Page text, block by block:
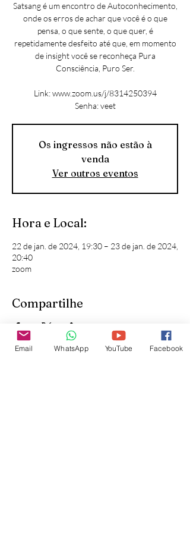
Satsang é um encontro de Autoconhecimento,
onde os erros de achar que você é o que
pensa, o que sente, o que quer, é
repetidamente desfeito até que, em momento
de insight você se reconheça Pura
Consciência, Puro Ser.
Link: www.zoom.us/j/8314250394
Senha: veet
Os ingressos não estão à
venda
Ver outros eventos
Hora e Local:
22 de jan. de 2024, 19:30 – 23 de jan. de 2024,
20:40
zoom
Compartilhe
Email WhatsApp YouTube Facebook